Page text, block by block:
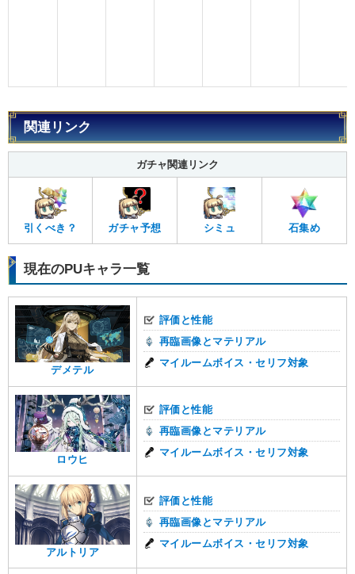
関連リンク
ガチャ関連リンク
引くべき？ ガチャ予想 シミュ 石集め
現在のPUキャラ一覧
デメテル
評価と性能
再臨画像とマテリアル
マイルームボイス・セリフ対象
ロウヒ
評価と性能
再臨画像とマテリアル
マイルームボイス・セリフ対象
アルトリア
評価と性能
再臨画像とマテリアル
マイルームボイス・セリフ対象